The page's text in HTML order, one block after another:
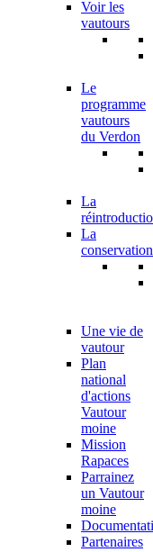
Voir les
vautours
Le
programme
vautours
du Verdon
La
La
conservation
Une vie de
vautour
Plan
national
d'actions
Vautour
moine
Mission
Rapaces
Parrainez
un Vautour
moine
Partenaires